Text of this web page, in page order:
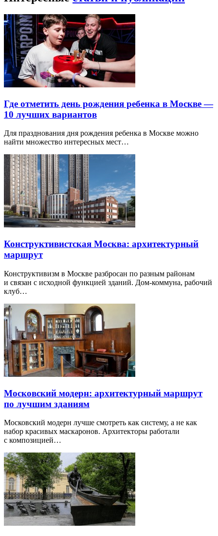
Где отметить день рождения ребенка в Москве —
10 лучших вариантов
Для празднования дня рождения ребенка в Москве можно
найти множество интересных мест…
Конструктивистская Москва: архитектурный
маршрут
Конструктивизм в Москве разбросан по разным районам
и связан с исходной функцией зданий. Дом-коммуна, рабочий
клуб…
Московский модерн: архитектурный маршрут
по лучшим зданиям
Московский модерн лучше смотреть как систему, а не как
набор красивых маскаронов. Архитекторы работали
с композицией…